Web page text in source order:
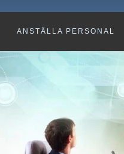
ANSTÄLLA PERSONAL